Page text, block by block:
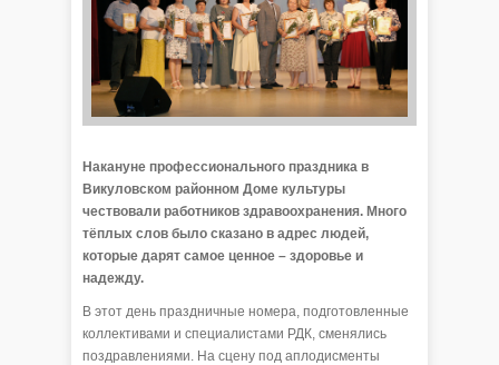
Накануне профессионального праздника в
Викуловском районном Доме культуры
чествовали работников здравоохранения. Много
тёплых слов было сказано в адрес людей,
которые дарят самое ценное – здоровье и
надежду.
В этот день праздничные номера, подготовленные
коллективами и специалистами РДК, сменялись
поздравлениями. На сцену под аплодисменты